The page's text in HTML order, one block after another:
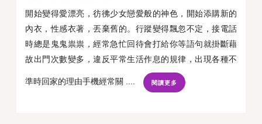
開始變得愛漂亮，彷彿少女戀愛般的神色，開始添購新的
內衣，性感衣著，丟棄舊的。行蹤變得飄忽不定，接電話
時總是鬼鬼祟祟，經常急忙回待會打給你等語句就掛斷藉
故出門次數變多，違反平常生活作息的規律，出現各種不
準時回家的理由手機經常關 .... 閱讀更多